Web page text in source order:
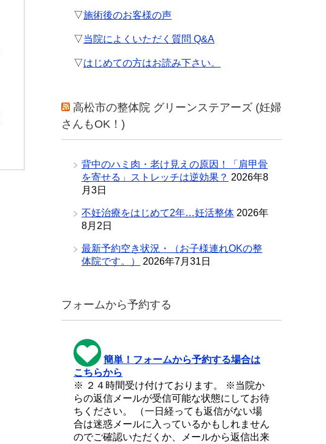
▽施術後のお客様の声
▽当院によくいただく質問 Q&A
▽はじめての方はお読み下さい。
高松市の整体院 グリーンステアーズ (妊婦
さんもOK！)
背中のハミ肉・老け見えの原因！「肩甲骨
を寄せる」ストレッチは逆効果？ 2026年8
月3日
不妊治療をはじめて2年…妊活整体 2026年
8月2日
最新予約空き状況・（お子様連れOKの整
体院です。）
2026年7月31日
フォームから予約する
簡単！フォームから予約する場合は
こちらから
※ ２４時間受け付けております。 ※当院か
らの返信メールが受信可能な状態にしてお待
ちください。 （一日経っても返信がない場
合は迷惑メールに入っているかもしれません
のでご確認いただくか、メールから返信出来